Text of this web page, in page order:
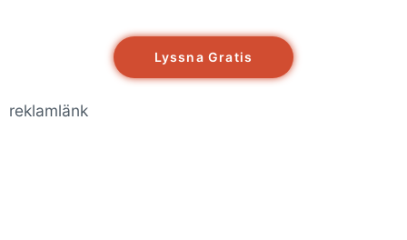
Lyssna Gratis
reklamlänk